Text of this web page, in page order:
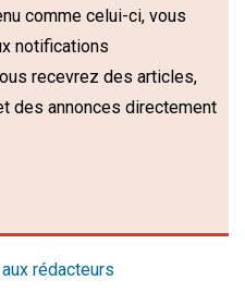
comme celui-ci, vous
notifications
recevrez des articles,
des annonces directement
rédacteurs